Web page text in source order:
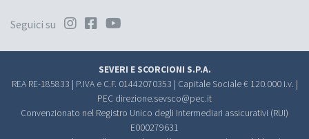
Seguici su
SEVERI E SCORCIONI S.P.A.
REA RE-185833 | P.IVA e C.F. 01442070353 | Capitale Sociale € 120.000 i.v. |
PEC direzione.sevsco@pec.it
Convenzionato nel Registro Unico degli Intermediari assicurativi (RUI)
E000279631